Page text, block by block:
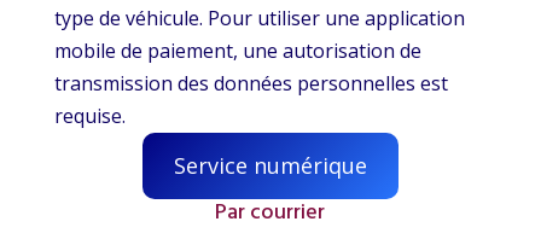
type de véhicule. Pour utiliser une application
mobile de paiement, une autorisation de
transmission des données personnelles est
requise.
Service numérique
Par courrier